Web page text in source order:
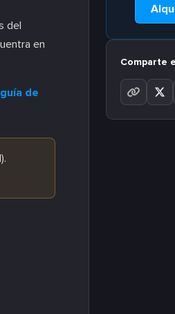
del
en
guía de
Comparte